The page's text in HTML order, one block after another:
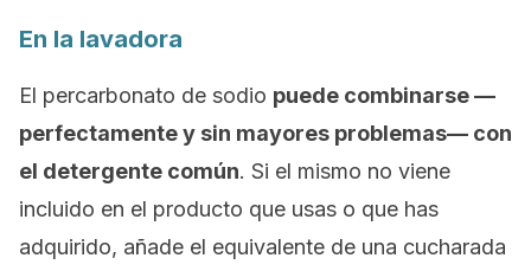
En la lavadora
El percarbonato de sodio puede combinarse —
perfectamente y sin mayores problemas— con
el detergente común. Si el mismo no viene
incluido en el producto que usas o que has
adquirido, añade el equivalente de una cucharada